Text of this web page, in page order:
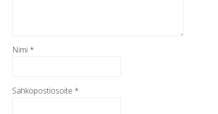
Nimi *
Sähköpostiosoite *